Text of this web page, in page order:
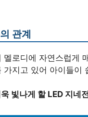
관계
멜로디에 자연스럽게
가지고 있어 아이들
빛나게 할 LED 지네